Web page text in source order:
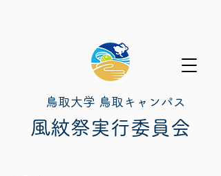
鳥取大学 鳥取キャンパス
​風紋祭実行委員会